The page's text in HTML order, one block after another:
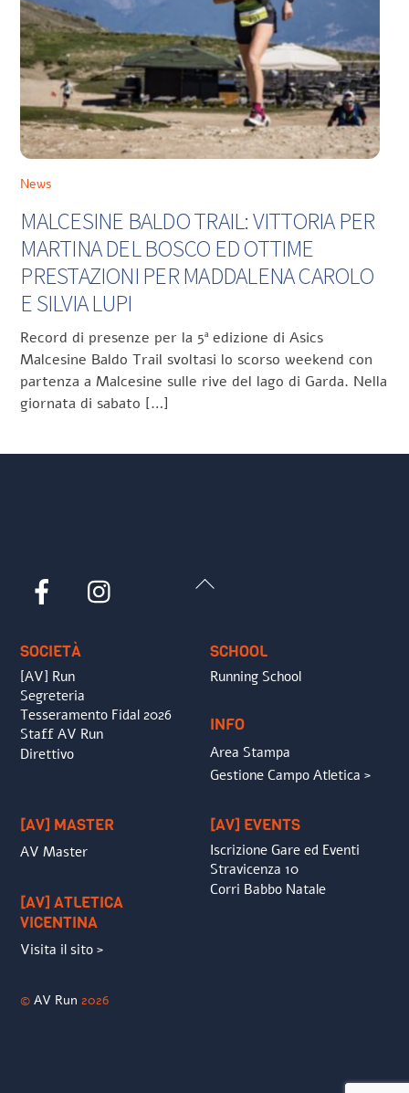
News
MALCESINE BALDO TRAIL: VITTORIA PER
MARTINA DEL BOSCO ED OTTIME
PRESTAZIONI PER MADDALENA CAROLO
E SILVIA LUPI
Record di presenze per la 5ª edizione di Asics
Malcesine Baldo Trail svoltasi lo scorso weekend con
partenza a Malcesine sulle rive del lago di Garda. Nella
giornata di sabato […]
Back
Facebook
SOCIETÀ
[AV] Run
Segreteria
Tesseramento Fidal 2026
Staff AV Run
Direttivo
SCHOOL
Running School
INFO
Area Stampa
Gestione Campo Atletica >
[AV] MASTER
AV Master
[AV] ATLETICA
VICENTINA
Visita il sito >
[AV] EVENTS
Iscrizione Gare ed Eventi
Stravicenza 10
Corri Babbo Natale
©AV Run 2026